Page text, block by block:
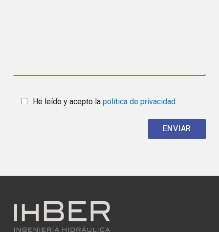
He leído y acepto la política de privacidad